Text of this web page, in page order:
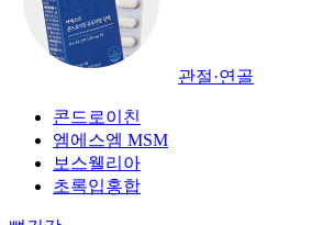
관절·연골
콘드로이친
엠에스엠 MSM
보스웰리아
초록입홍합